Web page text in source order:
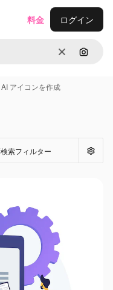
消去 画像で
料金 ログイン
AI アイコンを作成
検索フィルター